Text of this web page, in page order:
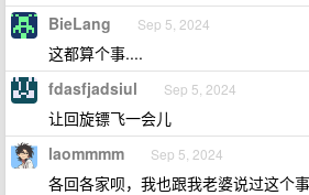
BieLang Sep 5, 2024
这都算个事....
fdasfjadsiul Sep 5, 2024
让回旋镖飞一会儿
laommmm Sep 5, 2024
各回各家呗，我也跟我老婆说过这个